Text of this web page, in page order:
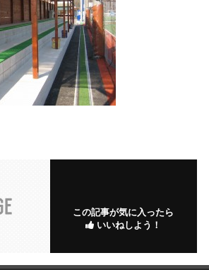
この記事が気に入ったら
いいねしよう！